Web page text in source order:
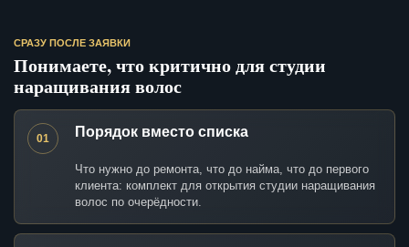
СРАЗУ ПОСЛЕ ЗАЯВКИ
Понимаете, что критично для студии
наращивания волос
01 Порядок вместо списка
Что нужно до ремонта, что до найма, что до первого
клиента: комплект для открытия студии наращивания
волос по очерёдности.